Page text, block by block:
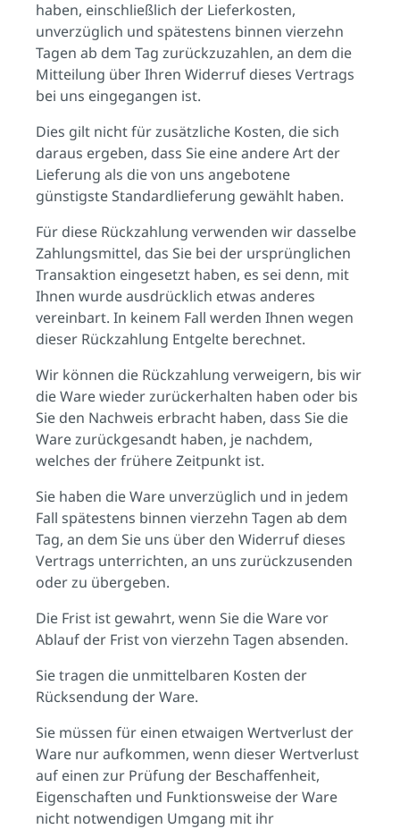
haben, einschließlich der Lieferkosten,
unverzüglich und spätestens binnen vierzehn
Tagen ab dem Tag zurückzuzahlen, an dem die
Mitteilung über Ihren Widerruf dieses Vertrags
bei uns eingegangen ist.
Dies gilt nicht für zusätzliche Kosten, die sich
daraus ergeben, dass Sie eine andere Art der
Lieferung als die von uns angebotene
günstigste Standardlieferung gewählt haben.
Für diese Rückzahlung verwenden wir dasselbe
Zahlungsmittel, das Sie bei der ursprünglichen
Transaktion eingesetzt haben, es sei denn, mit
Ihnen wurde ausdrücklich etwas anderes
vereinbart. In keinem Fall werden Ihnen wegen
dieser Rückzahlung Entgelte berechnet.
Wir können die Rückzahlung verweigern, bis wir
die Ware wieder zurückerhalten haben oder bis
Sie den Nachweis erbracht haben, dass Sie die
Ware zurückgesandt haben, je nachdem,
welches der frühere Zeitpunkt ist.
Sie haben die Ware unverzüglich und in jedem
Fall spätestens binnen vierzehn Tagen ab dem
Tag, an dem Sie uns über den Widerruf dieses
Vertrags unterrichten, an uns zurückzusenden
oder zu übergeben.
Die Frist ist gewahrt, wenn Sie die Ware vor
Ablauf der Frist von vierzehn Tagen absenden.
Sie tragen die unmittelbaren Kosten der
Rücksendung der Ware.
Sie müssen für einen etwaigen Wertverlust der
Ware nur aufkommen, wenn dieser Wertverlust
auf einen zur Prüfung der Beschaffenheit,
Eigenschaften und Funktionsweise der Ware
nicht notwendigen Umgang mit ihr